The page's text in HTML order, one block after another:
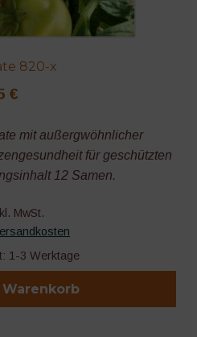
820-x
€
mit außergwöhnlicher
für geschützten
12 Samen.
MwSt.
1-3 Werktage